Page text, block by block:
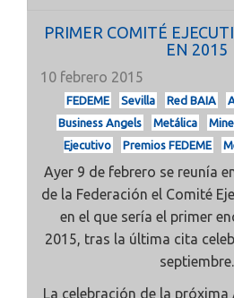
PRIMER COMITÉ
EN 2015
10 febrero 2015
FEDEME Sevilla Red BAIA
Business Angels
Metálica
Ejecutivo
Premios FEDEME
Ayer 9 de febrero se reunía
de la Federación el Comité
en el que sería el primer
2015, tras la última cita
septiembre.
La celebración de la próxima